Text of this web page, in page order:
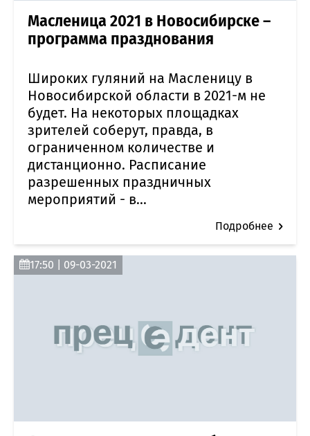
Масленица 2021 в Новосибирске –
программа празднования
Широких гуляний на Масленицу в
Новосибирской области в 2021-м не
будет. На некоторых площадках
зрителей соберут, правда, в
ограниченном количестве и
дистанционно. Расписание
разрешенных праздничных
мероприятий - в...
Подробнее
17:50 | 09-03-2021